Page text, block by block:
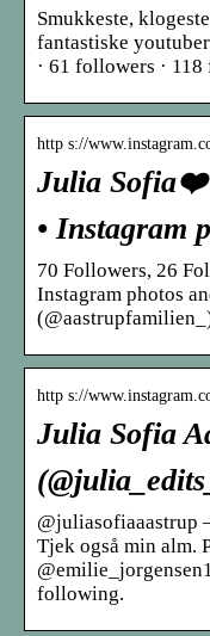
Smukkeste,
fantastiske
· 61 followers ·
http s://
Julia Sofia❤️
• Instagram
70 Followers, 26
Instagram photos
http s://
Julia Sofia
Tjek også min alm.
following.